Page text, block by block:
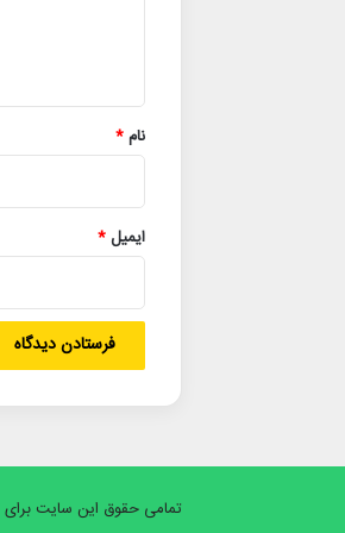
نام*
ایمیل*
تمامی حقوق این سایت برای